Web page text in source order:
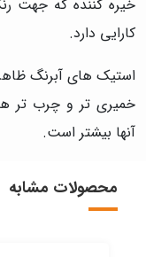
خیره کننده که جهت
کارایی دارد.
استیک های آبرنگ
خمیری تر و چرب تر
آنها بیشتر است.
محصولات مشابه